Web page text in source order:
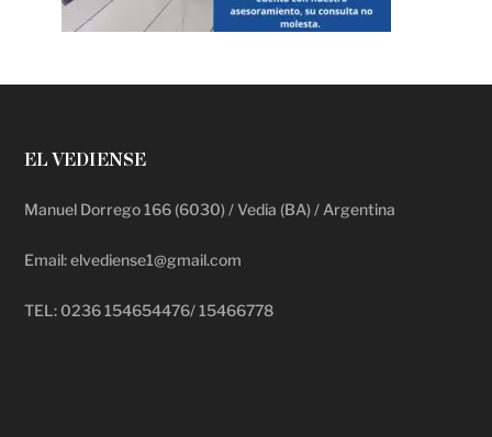
EL VEDIENSE
Manuel Dorrego 166 (6030) / Vedia (BA) / Argentina
Email: elvediense1@gmail.com
TEL: 0236 154654476/ 15466778